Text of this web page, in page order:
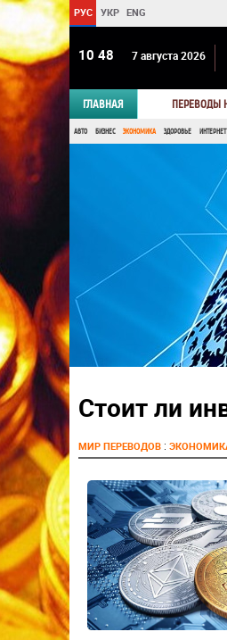
РУС УКР ENG
10:48 7 августа 2026
ГЛАВНАЯ ПЕРЕВОДЫ
АВТО БИЗНЕС ЭКОНОМИКА ЗДОРОВЬЕ ИНТЕРНЕТ
Стоит ли
МИР ПЕРЕВОДОВ: